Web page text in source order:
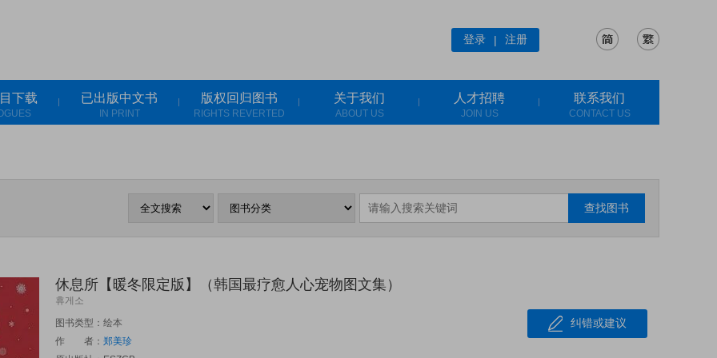
登录 | 注册
下载 已出版中文书
IN PRINT
版权回归图书
RIGHTS REVERTED
关于我们
ABOUT US
人才招聘
JOIN US
联系我们
CONTACT US
查找图书
纠错或建议
休息所【暖冬限定版】（韩国最疗愈人心宠物图文集）
휴게소
图书类型：绘本
作 者： 郑美珍